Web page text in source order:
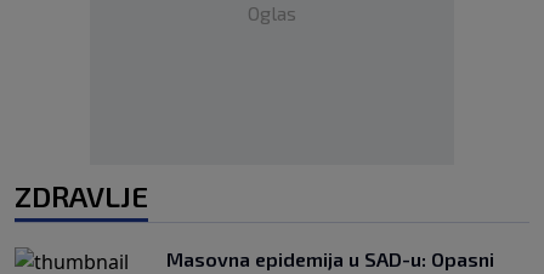
Oglas
ZDRAVLJE
Masovna epidemija u SAD-u: Opasni